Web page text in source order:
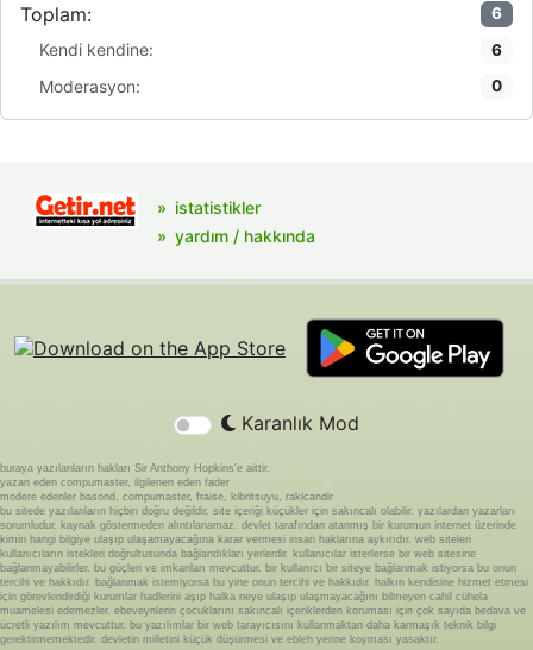
Toplam:
6
Kendi kendine: 6
Moderasyon: 0
istatistikler
yardım / hakkında
Karanlık Mod
buraya yazılanların hakları Sir Anthony Hopkins'e aittir.
yazan eden compumaster, ilgilenen eden fader
modere edenler basond, compumaster, fraise, kibritsuyu, rakicandir
bu sitede yazılanların hiçbiri doğru değildir. site içeriği küçükler için sakıncalı olabilir. yazılardan yazarları
sorumludur. kaynak göstermeden alıntılanamaz. devlet tarafından atanmış bir kurumun internet üzerinde
kimin hangi bilgiye ulaşıp ulaşamayacağına karar vermesi insan haklarına aykırıdır. web siteleri
kullanıcıların istekleri doğrultusunda bağlandıkları yerlerdir. kullanıcılar isterlerse bir web sitesine
bağlanmayabilirler. bu güçleri ve imkanları mevcuttur. bir kullanıcı bir siteye bağlanmak istiyorsa bu onun
tercihi ve hakkıdır. bağlanmak istemiyorsa bu yine onun tercihi ve hakkıdır. halkın kendisine hizmet etmesi
için görevlendirdiği kurumlar hadlerini aşıp halka neye ulaşıp ulaşmayacağını bilmeyen cahil cühela
muamelesi edemezler. ebeveynlerin çocuklarını sakıncalı içeriklerden koruması için çok sayıda bedava ve
ücretli yazılım mevcuttur. bu yazılımlar bir web tarayıcısını kullanmaktan daha karmaşık teknik bilgi
gerektirmemektedir. devletin milletini küçük düşürmesi ve ebleh yerine koyması yasaktır.